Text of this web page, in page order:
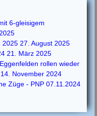
6-gleisigem
2025 27. August 2025
21. März 2025
rollen wieder
14. November 2024
Züge - PNP 07.11.2024